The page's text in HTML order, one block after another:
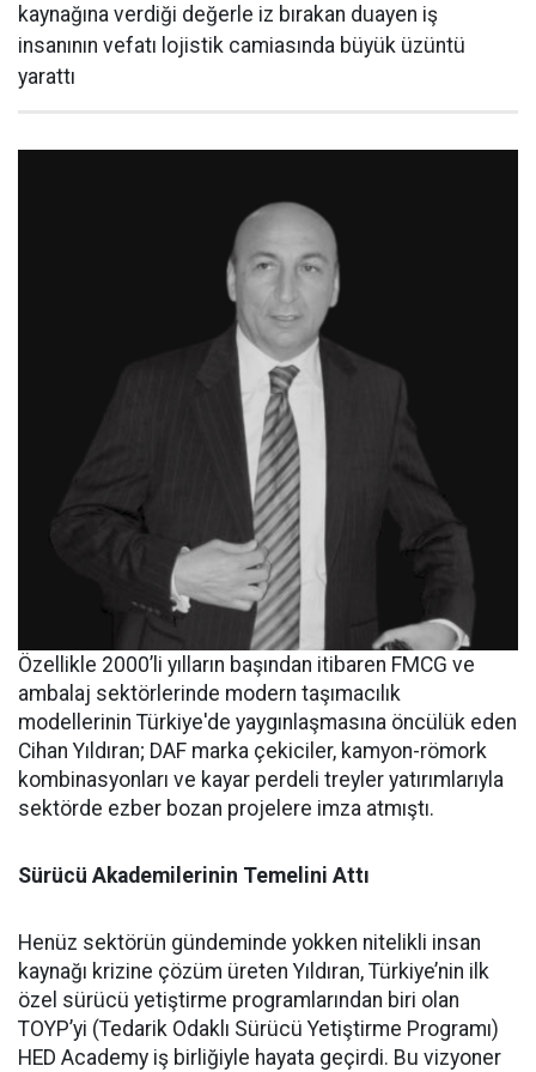
kaynağına verdiği değerle iz bırakan duayen iş
insanının vefatı lojistik camiasında büyük üzüntü
yarattı
Özellikle 2000’li yılların başından itibaren FMCG ve
ambalaj sektörlerinde modern taşımacılık
modellerinin Türkiye'de yaygınlaşmasına öncülük eden
Cihan Yıldıran; DAF marka çekiciler, kamyon-römork
kombinasyonları ve kayar perdeli treyler yatırımlarıyla
sektörde ezber bozan projelere imza atmıştı.
Sürücü Akademilerinin Temelini Attı
Henüz sektörün gündeminde yokken nitelikli insan
kaynağı krizine çözüm üreten Yıldıran, Türkiye’nin ilk
özel sürücü yetiştirme programlarından biri olan
TOYP’yi (Tedarik Odaklı Sürücü Yetiştirme Programı)
HED Academy iş birliğiyle hayata geçirdi. Bu vizyoner